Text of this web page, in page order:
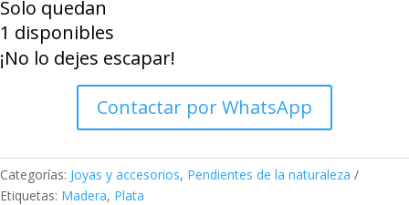
DE
SIRENA
cantidad
Solo quedan
1 disponibles
¡No lo dejes escapar!
Contactar por WhatsApp
Categorías: Joyas y accesorios, Pendientes de la naturaleza
Etiquetas: Madera, Plata